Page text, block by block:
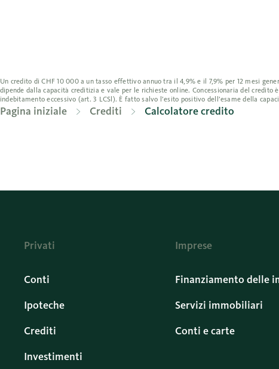
Un credito di CHF 10 000 a un tasso effettivo annuo tra il 4,9% e il 7,9% per 12 mesi
dipende dalla capacità creditizia e vale per le richieste online. Concessionaria del
indebitamento eccessivo (art. 3 LCSl). È fatto salvo l’esito positivo dell’esame della
Pagina iniziale Crediti Calcolatore credito
Privati
Conti
Ipoteche
Crediti
Investimenti
Imprese
Finanziamento delle
Servizi immobiliari
Conti e carte